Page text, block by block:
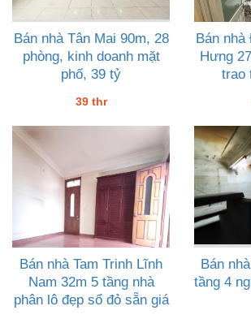
Bán nhà Tân Mai 90m, 28
phòng, kinh doanh mặt
phố, 39 tỷ
39 thr
Bán
Hưng
trao
Bán nhà Tam Trinh Lĩnh
Nam 32m 5 tầng nhà
phân lô đẹp sổ đỏ sẵn giá
Bán
tầng 4